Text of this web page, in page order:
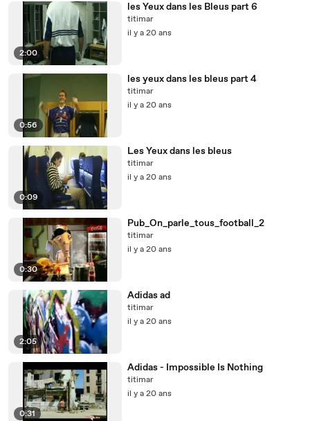
2:00
les Yeux dans les Bleus part 6
titimar
il y a 20 ans
0:56
les yeux dans les bleus part 4
titimar
il y a 20 ans
0:09
Les Yeux dans les bleus
titimar
il y a 20 ans
0:30
Pub_On_parle_tous_football_2
titimar
il y a 20 ans
2:05
Adidas ad
titimar
il y a 20 ans
0:31
Adidas - Impossible Is Nothing
titimar
il y a 20 ans